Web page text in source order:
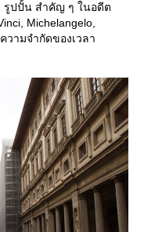
รูปปั้น สำคัญ ๆ ในอดีต
Michelangelo,
วามจำกัดของเวลา